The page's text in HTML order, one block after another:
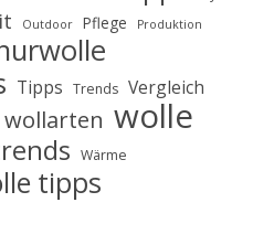
Outdoor Pflege Produktion
Tipps Trends Vergleich
wollarten wolle
Wärme
tipps